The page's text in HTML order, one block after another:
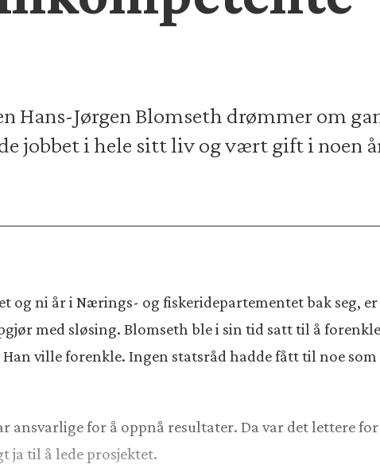
Hans-Jørgen Blomseth drømmer om
jobbet i hele sitt liv og vært gift i noen
og ni år i Nærings- og fiskeridepartementet bak seg,
med sløsing. Blomseth ble i sin tid satt til å
ville forenkle. Ingen statsråd hadde fått til noe
ansvarlige for å oppnå resultater. Da var det lettere for
ja til å lede prosjektet.